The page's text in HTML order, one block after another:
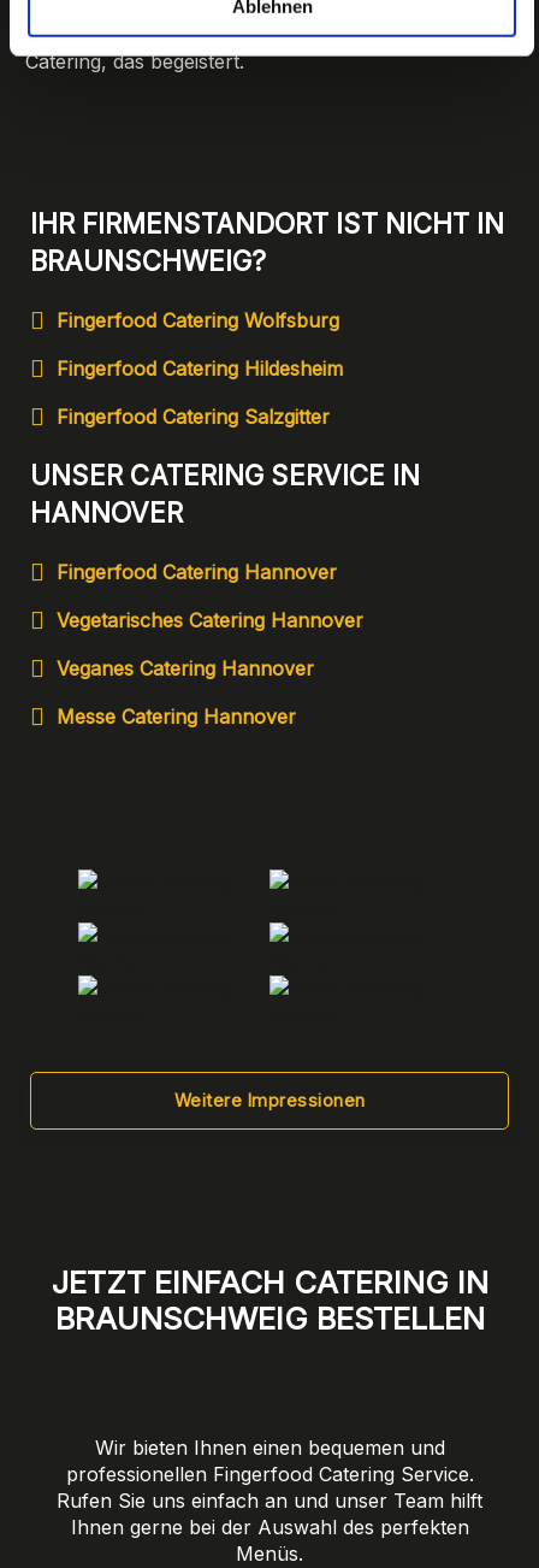
Ablehnen
professionell. Lassen Sie Ihre
Geschäftsveranstaltung kulinarisch glänzen – mit
Catering, das begeistert.
IHR FIRMENSTANDORT IST NICHT IN
BRAUNSCHWEIG?
Fingerfood Catering Wolfsburg
Fingerfood Catering Hildesheim
Fingerfood Catering Salzgitter
UNSER CATERING SERVICE IN
HANNOVER
Fingerfood Catering Hannover
Vegetarisches Catering Hannover
Veganes Catering Hannover
Messe Catering Hannover
Weitere Impressionen
JETZT EINFACH CATERING IN
BRAUNSCHWEIG BESTELLEN
Wir bieten Ihnen einen bequemen und
professionellen Fingerfood Catering Service.
Rufen Sie uns einfach an und unser Team hilft
Ihnen gerne bei der Auswahl des perfekten
Menüs.